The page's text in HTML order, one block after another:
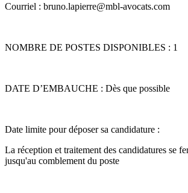
Courriel : bruno.lapierre@mbl-avocats.com
NOMBRE DE POSTES DISPONIBLES : 1
DATE D’EMBAUCHE : Dès que possible
Date limite pour déposer sa candidature :
La réception et traitement des candidatures se
jusqu'au comblement du poste